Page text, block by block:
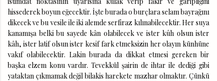
hissederek boyun eğecektir. İşte burada o burçlara selam bayrağını
dikecek ve bu vesile ile iki alemde serfiraz kılınabilecektir. Her suya
kanamışa belki bu sayede kân olabilecek ve ister kûh olsun ister
kâh, ister latif olsun ister kesif fark etmeksizin her olayın künhüne
vakıf olabilecektir. Lakin burada da dikkat etmesi gereken bir
başka elzem konu vardır. Tevekkül şairin de ihtar ile dediği gibi
yataktan çıkmamak değil bilakis harekete mazhar olmaktır. Çünkü